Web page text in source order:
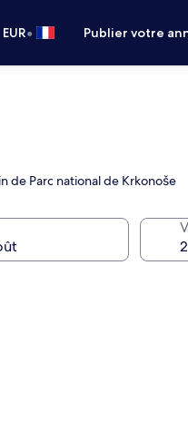
EUR• Publier votre
de Parc national de Krkonoše